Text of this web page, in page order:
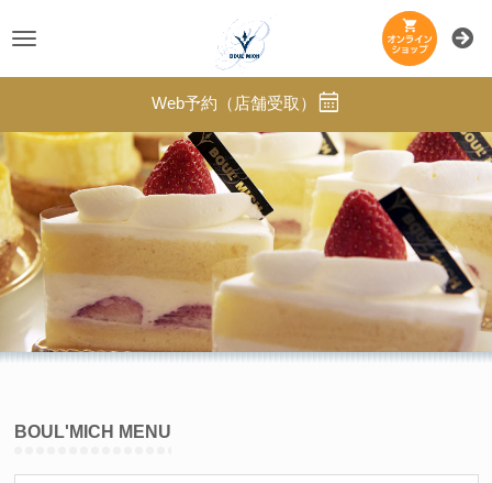
Toggle
navigation
Web予約（店舗受取）
BOUL'MICH MENU